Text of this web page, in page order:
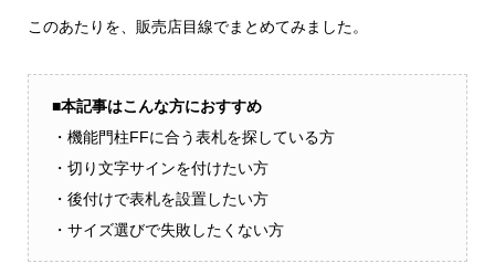
このあたりを、販売店目線でまとめてみました。
■本記事はこんな方におすすめ
・機能門柱FFに合う表札を探している方
・切り文字サインを付けたい方
・後付けで表札を設置したい方
・サイズ選びで失敗したくない方